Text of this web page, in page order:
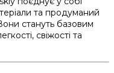
та продуманий
стануть базовим
свіжості та